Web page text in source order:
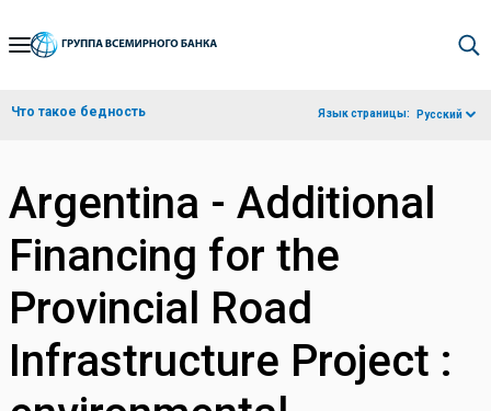
Skip
Navigation
Что такое бедность Язык страницы: Русский
Argentina - Additional
Financing for the
Provincial Road
Infrastructure Project :